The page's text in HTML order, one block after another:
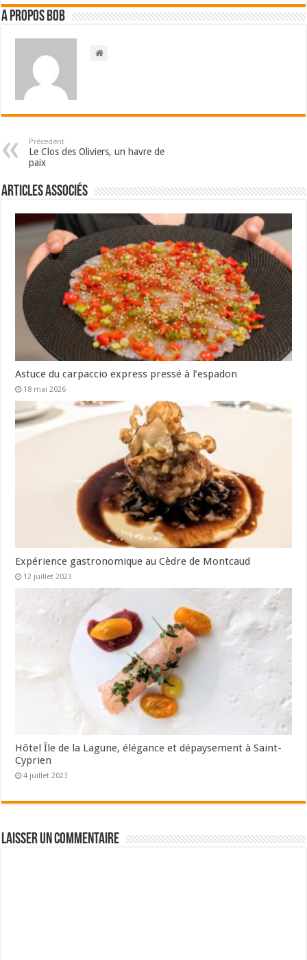
A propos bOb
Précedent
Le Clos des Oliviers, un havre de
paix
Articles associés
Astuce du carpaccio express pressé à l’espadon
18 mai 2026
Expérience gastronomique au Cèdre de Montcaud
12 juillet 2023
Hôtel Île de la Lagune, élégance et dépaysement à Saint-
Cyprien
4 juillet 2023
Laisser un commentaire